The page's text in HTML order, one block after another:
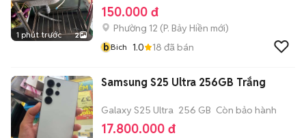
1 phút trước 2
150.000 đ
Phường 12 (P. Bảy Hiền mới)
bBich 1.0 18 đã bán
Samsung S25 Ultra 256GB Trắng
Galaxy S25 Ultra 256 GB Còn bảo hành
17.800.000 đ